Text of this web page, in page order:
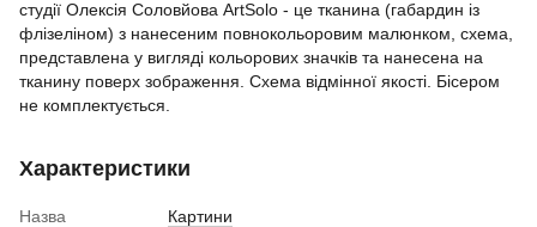
студії Олексія Соловйова ArtSolo - це тканина (габардин із
флізеліном) з нанесеним повнокольоровим малюнком, схема,
представлена у вигляді кольорових значків та нанесена на
тканину поверх зображення. Схема відмінної якості. Бісером
не комплектується.
Характеристики
Назва
Картини